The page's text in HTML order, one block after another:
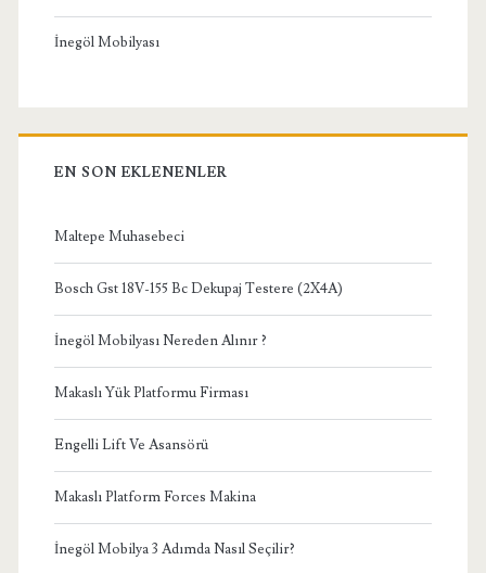
İnegöl Mobilyası
EN SON EKLENENLER
Maltepe Muhasebeci
Bosch Gst 18V-155 Bc Dekupaj Testere (2X4A)
İnegöl Mobilyası Nereden Alınır ?
Makaslı Yük Platformu Firması
Engelli Lift Ve Asansörü
Makaslı Platform Forces Makina
İnegöl Mobilya 3 Adımda Nasıl Seçilir?